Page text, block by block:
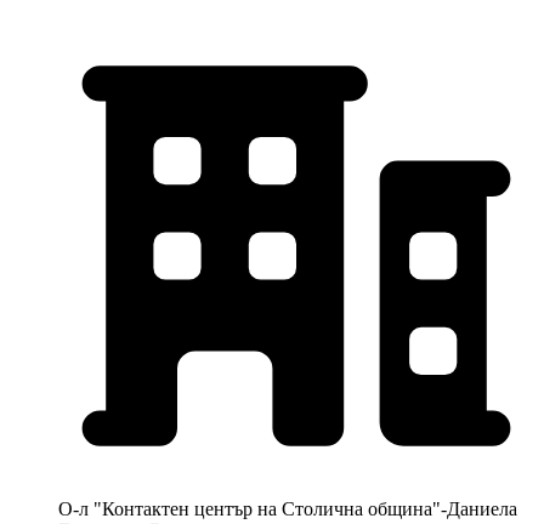
О-л "Контактен център на Столична община"-Даниела